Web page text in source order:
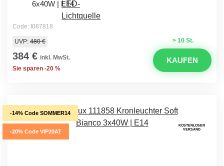
6x40W | E14
Code: I087818
> 10 St.
UVP: 480 €
384 € inkl. MwSt.
Sie sparen -20 %
KAUFEN
-14% Code SOMMER14
-20% Code VIP20AT
KOSTENLOSER
VERSAND